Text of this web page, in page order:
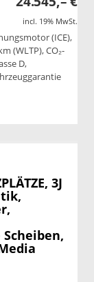
incl. 19% MwSt.
(ICE),
(WLTP), CO₂-
D,
3J